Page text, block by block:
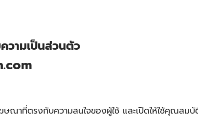
วามเป็นส่วนตัว
ษณาที่ตรงกับความสนใจของผู้ใช้ และเปิดให้ใช้คุณสมบั